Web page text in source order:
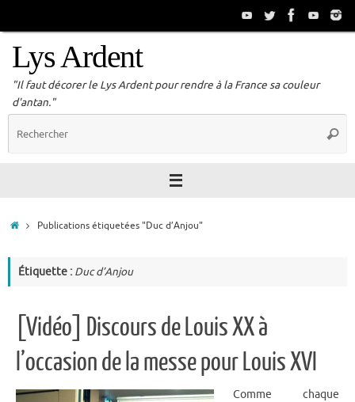
Lys Ardent
"Il faut décorer le Lys Ardent pour rendre à la France sa couleur
d'antan."
AccueilPublications étiquetées "Duc d’Anjou"
Étiquette : Duc d’Anjou
[Vidéo] Discours de Louis XX à
l’occasion de la messe pour Louis XVI
Comme chaque